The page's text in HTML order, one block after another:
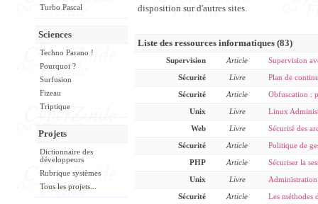
Turbo Pascal
Sciences
Techno Parano !
Pourquoi ?
Surfusion
Fizeau
Triptique
Projets
Dictionnaire des
développeurs
Rubrique systèmes
Tous les projets...
disposition sur d'autres sites.
Liste des ressources informatiques (83)
Supervision Article Supervision
Sécurité Livre Plan de
Sécurité Article Obfuscation :
Unix Livre Linux
Web Livre Sécurité des
Sécurité Article Politique de
PHP Article Sécuriser la
Unix Livre Administration
Sécurité Article Les méthodes